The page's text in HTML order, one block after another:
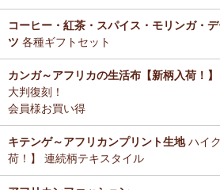
12/25：ティンガティンガ・アート～シャ
霊）の作品新入荷！
12/25：
12/20：2026年 バラカの福袋～2025.12/
～アフリカングッズ満杯～1年間の感謝
≫
色落ち、色移りなく大丈夫でした。洗濯ジ
です！）のでノーアイロンで使用しています
リビングが無地だらけなので、カンガのデザ
なりちょっと素敵空間に。
います。
Tさまより アジュワ・デーツへのご
高級ドライフルーツ、安価で買えてうれしい
コーヒー・紅茶・スパイス・モリンガ・
ツ 各種ギフトセット
カンガ～アフリカの生活布【新柄入荷！】
大判復刻！
会員様お買い得
キテンゲ～アフリカンプリント生地ハイ
荷！】 連続柄テキスタイル